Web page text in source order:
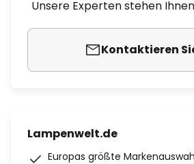
Unsere Experten stehen
Kontaktieren
Lampenwelt.de
Europas größte